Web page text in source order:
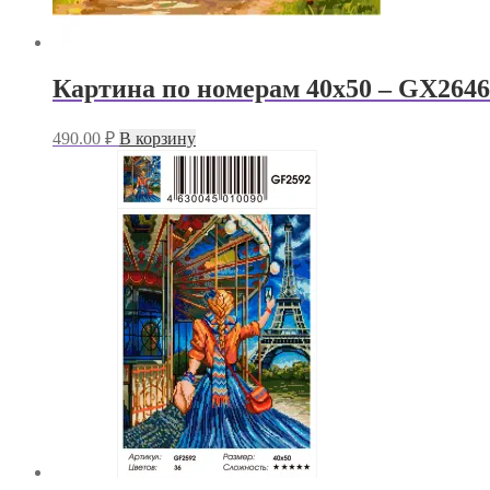
Картина по номерам 40х50 –
490.00 ₽ В корзину